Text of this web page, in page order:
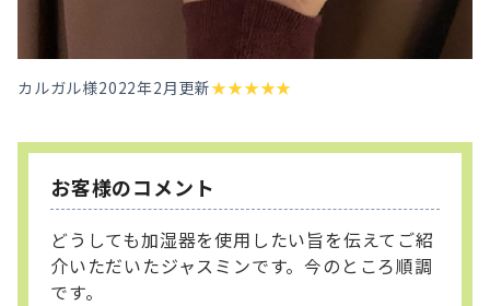
カルガル様2022年2月更新★★★★★
お客様のコメント
どうしても加湿器を使用したい旨を伝えてご紹
介いただいたジャスミンです。今のところ順調
です。